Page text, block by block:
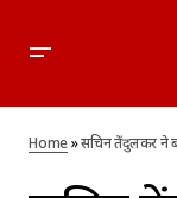
सचिन तेंदुलकर ने
Home»सचिन तेंदुलकर ने